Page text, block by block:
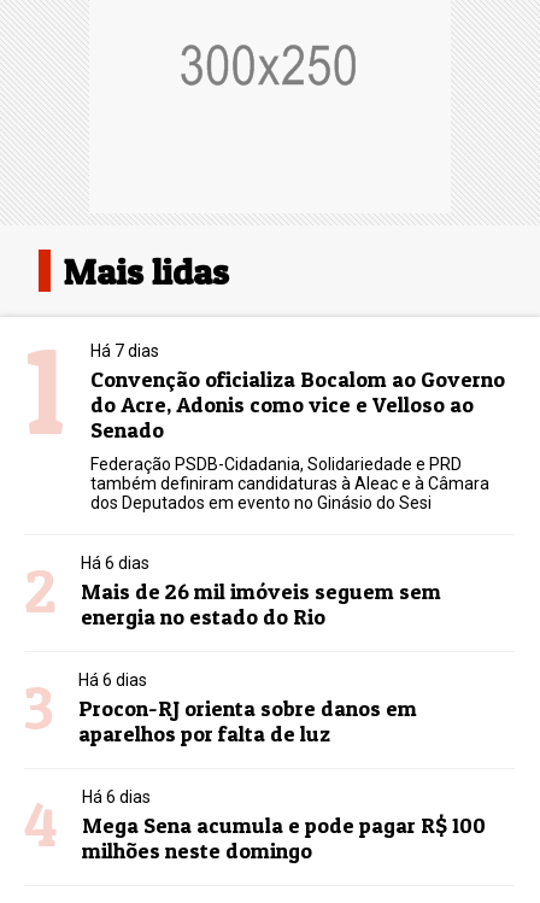
Mais lidas
1 Há 7 dias
Convenção oficializa Bocalom ao Governo
do Acre, Adonis como vice e Velloso ao
Senado
Federação PSDB-Cidadania, Solidariedade e PRD
também definiram candidaturas à Aleac e à Câmara
dos Deputados em evento no Ginásio do Sesi
2 Há 6 dias
Mais de 26 mil imóveis seguem sem
energia no estado do Rio
3 Há 6 dias
Procon-RJ orienta sobre danos em
aparelhos por falta de luz
4 Há 6 dias
Mega Sena acumula e pode pagar R$ 100
milhões neste domingo